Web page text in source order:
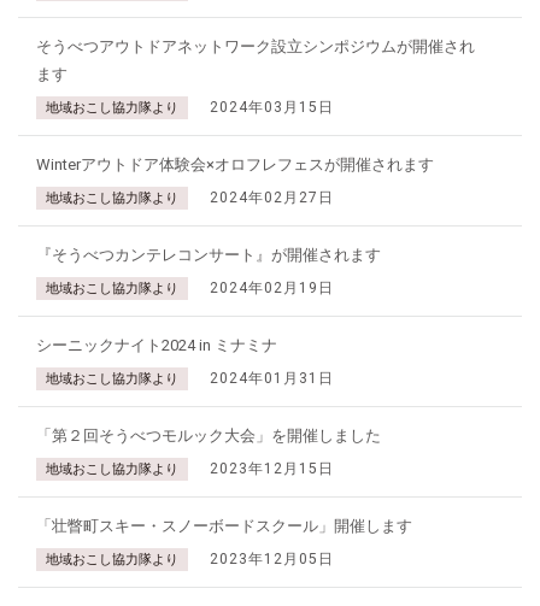
そうべつアウトドアネットワーク設立シンポジウムが開催され
ます
地域おこし協力隊より 2024年03月15日
Winterアウトドア体験会×オロフレフェスが開催されます
地域おこし協力隊より 2024年02月27日
『そうべつカンテレコンサート』が開催されます
地域おこし協力隊より 2024年02月19日
シーニックナイト2024 in ミナミナ
地域おこし協力隊より 2024年01月31日
「第２回そうべつモルック大会」を開催しました
地域おこし協力隊より 2023年12月15日
「壮瞥町スキー・スノーボードスクール」開催します
地域おこし協力隊より 2023年12月05日